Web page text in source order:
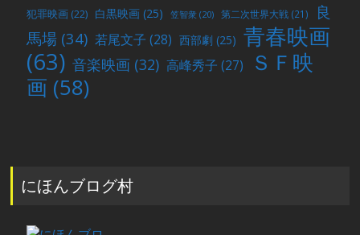
犯罪映画 (22) 白黒映画 (25) 笠智衆 (20) 第二次世界大戦 (21)
良
馬場 (34) 若尾文子 (28) 西部劇 (25) 青春映画
(63) 音楽映画 (32) 高峰秀子 (27)
ＳＦ映
画 (58)
にほんブログ村